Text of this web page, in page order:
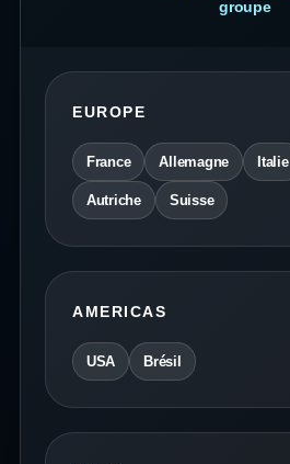
groupe
EUROPE
France Allemagne Italie
Autriche Suisse
AMERICAS
USA Brésil